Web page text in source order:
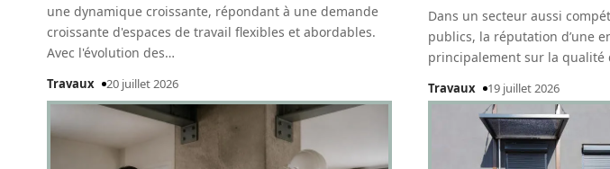
une dynamique croissante, répondant à une demande
croissante d'espaces de travail flexibles et abordables.
Avec l'évolution des…
Travaux 20 juillet 2026
Dans un secteur aussi
publics, la réputation d’une
principalement sur la qualité
Travaux 19 juillet 2026